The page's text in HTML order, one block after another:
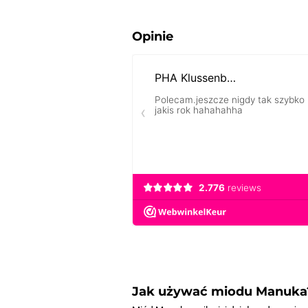
Opinie
Jak używać miodu